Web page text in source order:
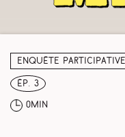
Enquête participative
ép. 3
0min